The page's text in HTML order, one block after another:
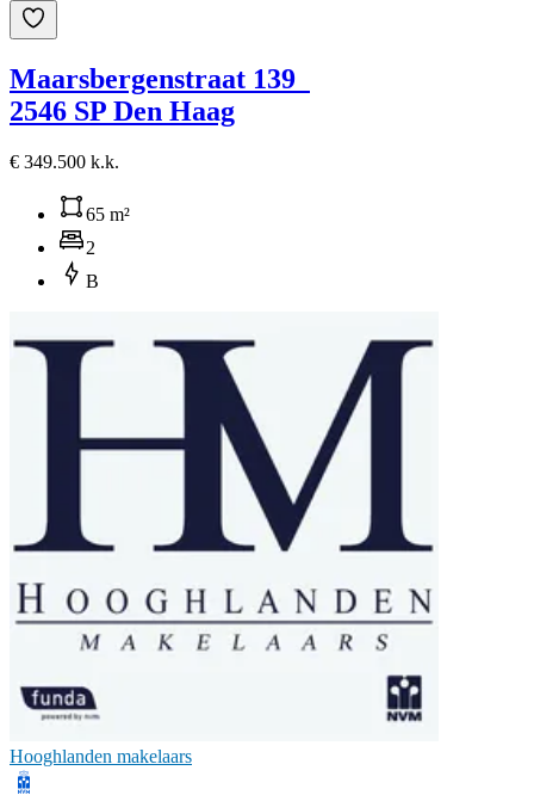
Maarsbergenstraat 139
2546 SP Den Haag
€ 349.500 k.k.
65 m²
2
B
Hooghlanden makelaars